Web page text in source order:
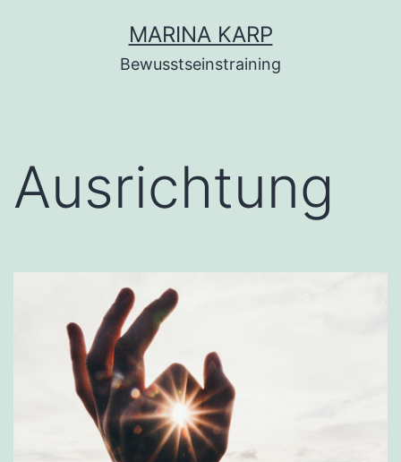
MARINA KARP
Bewusstseinstraining
Ausrichtung